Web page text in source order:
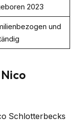
2023
und
Schlotterbecks